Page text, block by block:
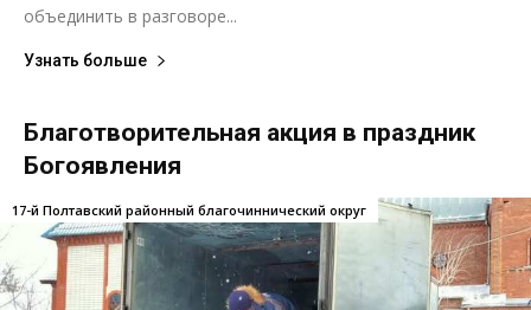
объединить в разговоре...
Узнать больше
Благотворительная акция в праздник
Богоявления
17-й Полтавский районный благочиннический округ